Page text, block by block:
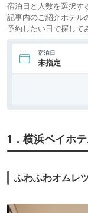
宿泊日と人数を選択す
記事内のご紹介ホテル
予約したい日で探して
宿泊日
未指定
1．横浜ベイホ
ふわふわオムレ